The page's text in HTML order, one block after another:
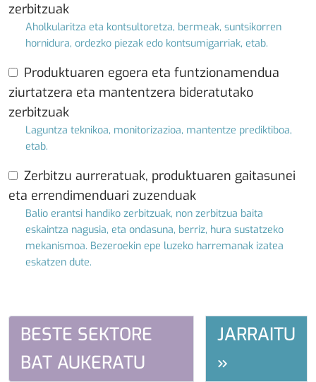
zerbitzuak
Aholkularitza eta kontsultoretza, bermeak, suntsikorren
hornidura, ordezko piezak edo kontsumigarriak, etab.
Produktuaren egoera eta funtzionamendua
ziurtatzera eta mantentzera bideratutako
zerbitzuak
Laguntza teknikoa, monitorizazioa, mantentze prediktiboa,
etab.
Zerbitzu aurreratuak, produktuaren gaitasunei
eta errendimenduari zuzenduak
Balio erantsi handiko zerbitzuak, non zerbitzua baita
eskaintza nagusia, eta ondasuna, berriz, hura sustatzeko
mekanismoa. Bezeroekin epe luzeko harremanak izatea
eskatzen dute.
BESTE SEKTORE
BAT AUKERATU
JARRAITU
»